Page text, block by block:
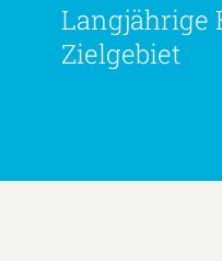
Langjährige
Zielgebiet